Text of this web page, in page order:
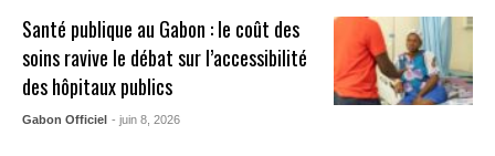
Santé publique au Gabon : le coût des
soins ravive le débat sur l’accessibilité
des hôpitaux publics
Gabon Officiel - juin 8, 2026